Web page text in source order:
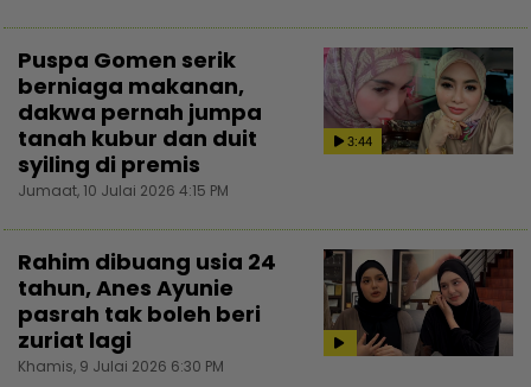
3:44
Puspa Gomen serik
berniaga makanan,
dakwa pernah jumpa
tanah kubur dan duit
syiling di premis
Jumaat, 10 Julai 2026 4:15 PM
Rahim dibuang usia 24
tahun, Anes Ayunie
pasrah tak boleh beri
zuriat lagi
Khamis, 9 Julai 2026 6:30 PM